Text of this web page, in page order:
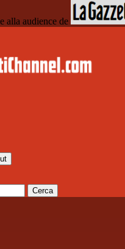
alla audience de
Cerca